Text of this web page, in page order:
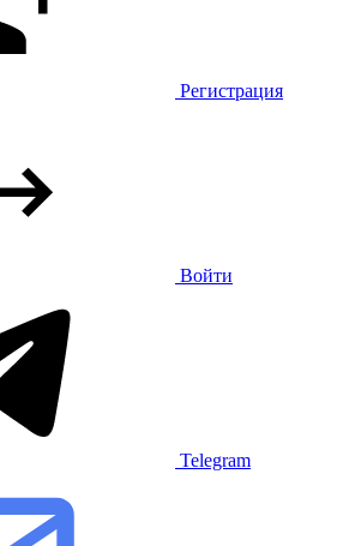
Регистрация
Войти
Telegram